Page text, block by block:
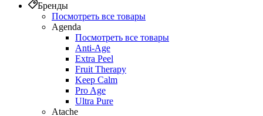
Бренды
Посмотреть все товары
Agenda
Посмотреть все товары
Anti‑Age
Extra Peel
Fruit Therapy
Keep Calm
Pro Age
Ultra Pure
Atache